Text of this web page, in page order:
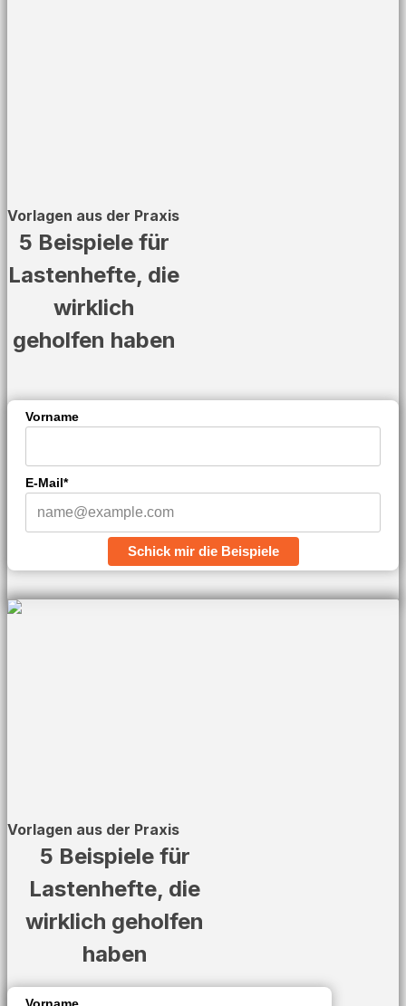
Vorlagen aus der Praxis
5 Beispiele für
Lastenhefte, die
wirklich
geholfen haben
Vorname
E-Mail*
Schick mir die Beispiele
Vorlagen aus der Praxis
5 Beispiele für
Lastenhefte, die
wirklich geholfen
haben
Vorname